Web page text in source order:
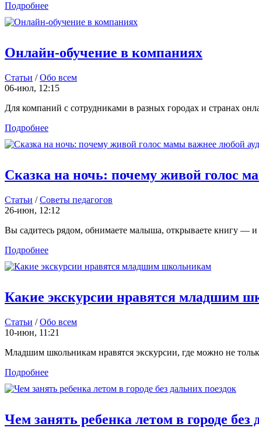
Подробнее
Онлайн-обучение в компаниях
Статьи /Обо всем
06-июл, 12:15
Для компаний с сотрудниками в разных городах и странах
Подробнее
Сказка на ночь: почему живой голос
Статьи /Советы педагогов
26-июн, 12:12
Вы садитесь рядом, обнимаете малыша, открываете книгу —
Подробнее
Какие экскурсии нравятся младшим
Статьи /Обо всем
10-июн, 11:21
Младшим школьникам нравятся экскурсии, где можно не
Подробнее
Чем занять ребенка летом в городе без